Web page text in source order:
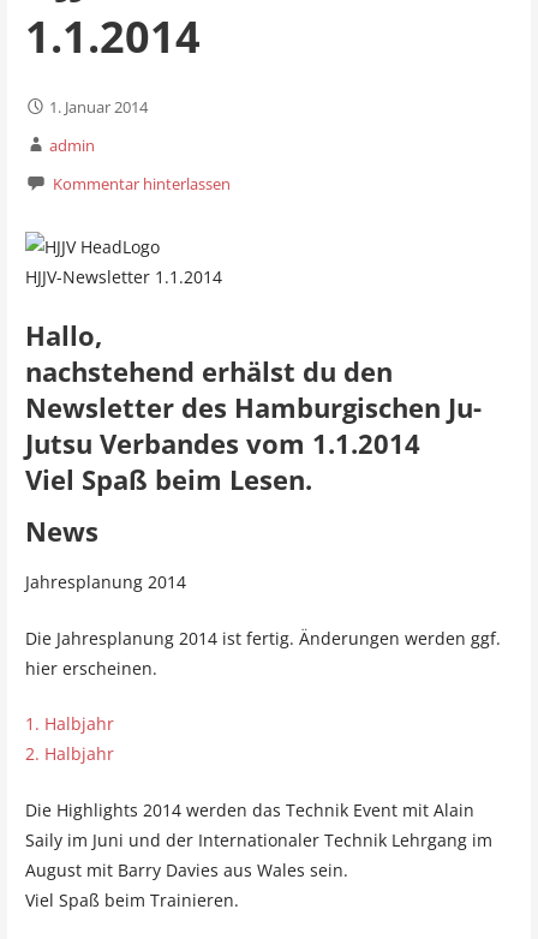
1.1.2014
1. Januar 2014
admin
Kommentar hinterlassen
HJJV-Newsletter 1.1.2014
Hallo,
nachstehend erhälst du den
Newsletter des Hamburgischen Ju-
Jutsu Verbandes vom 1.1.2014
Viel Spaß beim Lesen.
News
Jahresplanung 2014
Die Jahresplanung 2014 ist fertig. Änderungen werden ggf.
hier erscheinen.
1. Halbjahr
2. Halbjahr
Die Highlights 2014 werden das Technik Event mit Alain
Saily im Juni und der Internationaler Technik Lehrgang im
August mit Barry Davies aus Wales sein.
Viel Spaß beim Trainieren.